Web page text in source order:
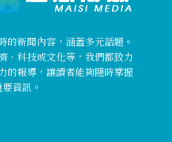
的新聞內容，涵蓋多元話題。
、科技或文化等，我們都致力
的報導，讓讀者能夠隨時掌握
要資訊。